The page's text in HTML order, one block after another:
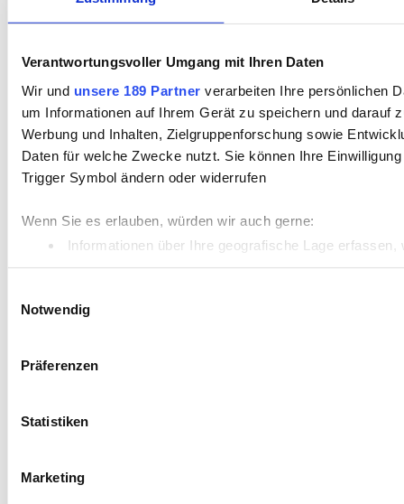
Verantwortungsvoller Umgang mit Ihren Daten
Wir und unsere 189 Partner verarbeiten Ihre persönlichen
um Informationen auf Ihrem Gerät zu speichern und darauf
Werbung und Inhalten, Zielgruppenforschung sowie
Daten für welche Zwecke nutzt. Sie können Ihre
Trigger Symbol ändern oder widerrufen
Wenn Sie es erlauben, würden wir auch gerne:
Informationen über Ihre geografische Lage
Ihr Gerät durch aktives Scannen nach bestimmten
Einzelheiten
Notwendig
Präferenzen
Statistiken
Marketing